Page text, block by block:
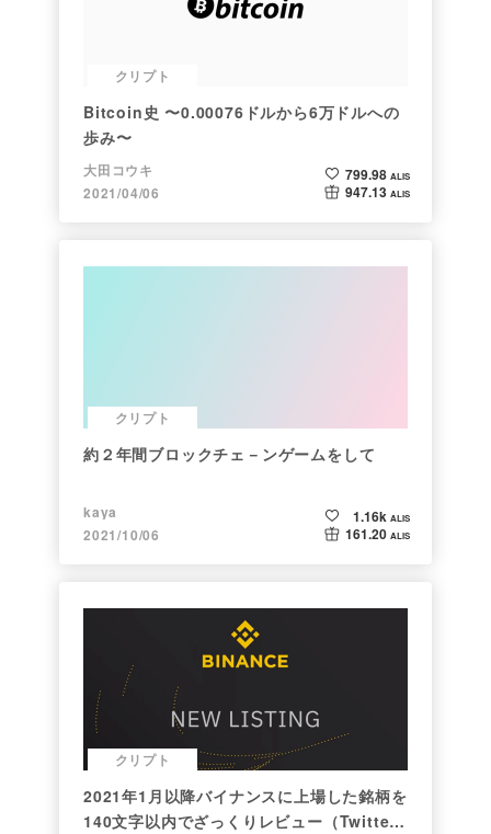
クリプト
Bitcoin史 〜0.00076ドルから6万ドルへの
歩み〜
大田コウキ
2021/04/06
799.98 ALIS
947.13 ALIS
クリプト
約２年間ブロックチェ－ンゲームをして
kaya
2021/10/06
1.16k ALIS
161.20 ALIS
クリプト
2021年1月以降バイナンスに上場した銘柄を
140文字以内でざっくりレビュー（Twitter